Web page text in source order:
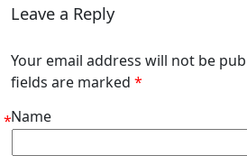
Leave a Reply
Your email address will not be
fields are marked *
Name
*